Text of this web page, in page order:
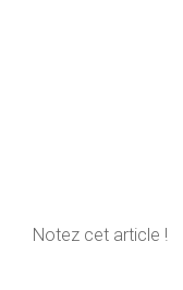
Notez cet article !